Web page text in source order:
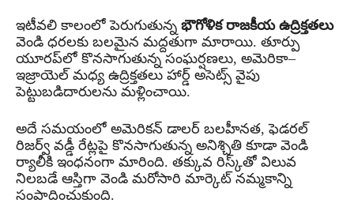
ఇటీవలి కాలంలో పెరుగుతున్న భౌగోళిక రాజకీయ ఉద్రిక్తతలు
వెండి ధరలకు బలమైన మద్దతుగా మారాయి. తూర్పు
యూరప్‌లో కొనసాగుతున్న సంఘర్షణలు, అమెరికా–
ఇజ్రాయెల్ మధ్య ఉద్రిక్తతలు హార్డ్ అసెట్స్ వైపు
పెట్టుబడిదారులను మళ్లించాయి.
అదే సమయంలో అమెరికన్ డాలర్ బలహీనత, ఫెడరల్
రిజర్వ్ వడ్డీ రేట్లపై కొనసాగుతున్న అనిశ్చితి కూడా వెండి
ర్యాలీకి ఇంధనంగా మారింది. తక్కువ రిస్క్‌తో విలువ
నిలబడే ఆస్తిగా వెండి మరోసారి మార్కెట్ నమ్మకాన్ని
సంపాదించుకుంది.